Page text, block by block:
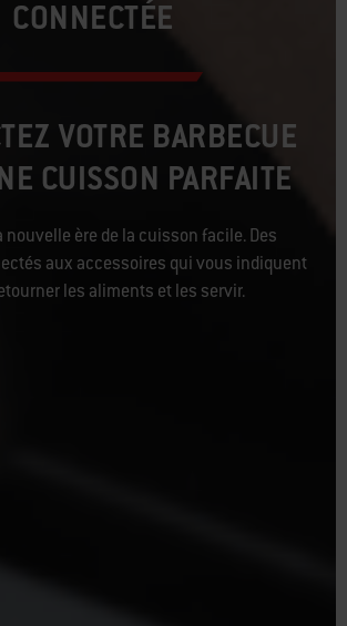
CONNECTÉE
VOTRE BARBECUE
CUISSON PARFAITE
nouvelle ère de la cuisson facile. Des
aux accessoires qui vous indiquent
les aliments et les servir.